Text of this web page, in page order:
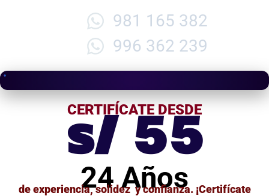
981 165 382
996 362 239
CERTIFÍCATE DESDE
s/ 55
24 Años
de experiencia, solidez y confianza. ¡Certifícate